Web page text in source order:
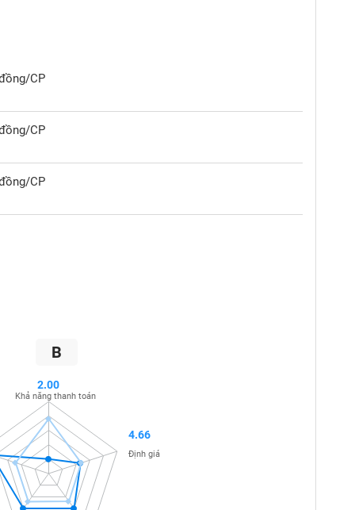
CP
CP
CP
B
2.00
Khả năng thanh toán
4.66
Định giá